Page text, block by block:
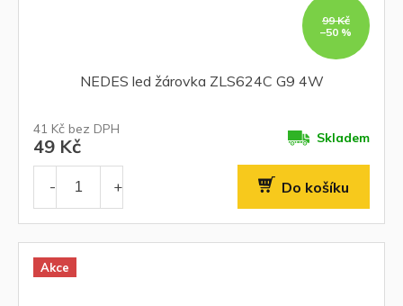
99 Kč
–50 %
NEDES led žárovka ZLS624C G9 4W
41 Kč bez DPH
49 Kč Skladem
Do košíku
Akce